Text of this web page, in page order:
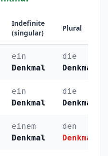
Indefinite
(singular)
Plural
ein
Denkmal
die
Denkmaler
ein
Denkmal
die
Denkmaler
einem
Denkmal
den